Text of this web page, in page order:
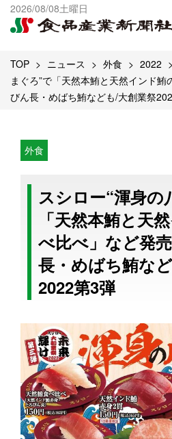
2026/08/08土曜日
出版物一覧へ
試読・購読申し込み
TOP ニュース 外食 2022
まぐろ”で「天然本鮪と天然インド
びん長・めばち鮪なども/大創業祭
外食
スシロー“渾身の
「天然本鮪と天
べ比べ」など発
長・めばち鮪な
2022第3弾